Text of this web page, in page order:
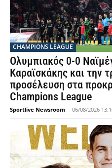
CHAMPIONS LEAGUE
Ολυμπιακός 0-0
Καραϊσκάκης και την
προσέλευση στα
Champions League
Sportlive Newsroom - 06/08/2026